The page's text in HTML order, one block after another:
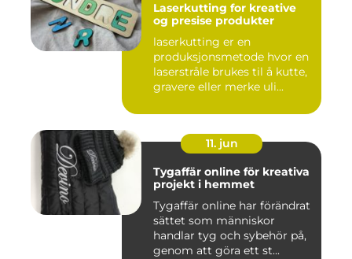
Laserkutting for kreative
og presise produkter
laserkutting er en
produksjonsmetode hvor en
laserstråle brukes til å kutte,
gravere eller merke uli...
11. jun
Tygaffär online för kreativa
projekt i hemmet
Tygaffär online har förändrat
sättet som människor
handlar tyg och sybehör på,
genom att göra ett st...